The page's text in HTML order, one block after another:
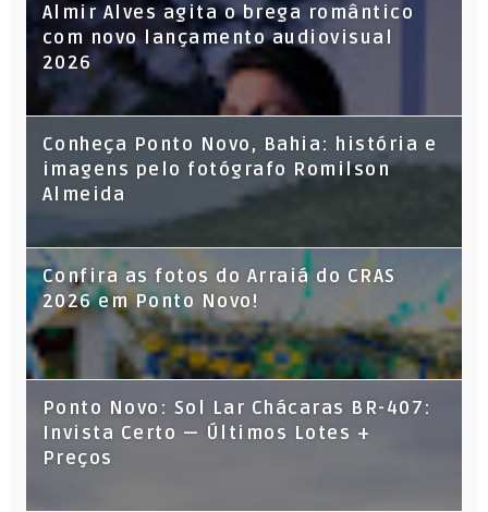
Almir Alves agita o brega romântico
com novo lançamento audiovisual
2026
Conheça Ponto Novo, Bahia: história e
imagens pelo fotógrafo Romilson
Almeida
Confira as fotos do Arraiá do CRAS
2026 em Ponto Novo!
Ponto Novo: Sol Lar Chácaras BR-407:
Invista Certo — Últimos Lotes +
Preços